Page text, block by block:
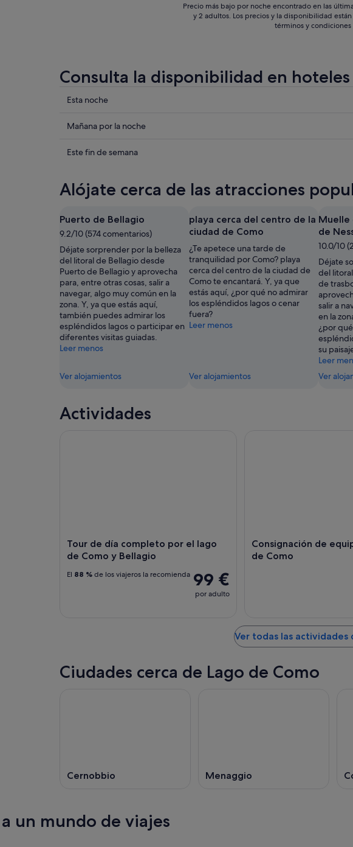
Precio más bajo por noche encontrado en las
y 2 adultos. Los precios y la disponibilidad
términos y condiciones
Consulta la disponibilidad en
Comprueba
precios
Lago
para
noche,
7
ago
-
8
ago
Esta noche
Comprueba
precios
de
Como
para
mañana
por
la
noche,
8
ago
-
9
ago
Mañana por la noche
Comprueba
en
de
Como
este
fin
de
semana,
7
ago
-
9
Este fin de semana
Alójate cerca de las atracciones
Puerto de Bellagio
9.2/10 (574 comentarios)
Déjate sorprender por la belleza
del litoral de Bellagio desde
Puerto de Bellagio y aprovecha
para, entre otras cosas, salir a
navegar, algo muy común en la
zona. Y, ya que estás aquí,
también puedes admirar los
espléndidos lagos o participar en
diferentes visitas guiadas.
Leer menos
Ver alojamientos
playa cerca del centro de la
ciudad de Como
¿Te apetece una tarde de
tranquilidad por Como? playa
cerca del centro de la ciudad de
Como te encantará. Y, ya que
estás aquí, ¿por qué no admirar
los espléndidos lagos o cenar
fuera?
Leer menos
Ver alojamientos
Muelle
de
10.0/10
Déjate
del
de
salir a
en la
¿por
su
Leer
Ver
Actividades
Tour de día completo por el lago
de Como y Bellagio
99 €
por adulto
El 88 % de los viajeros la recomienda
Consignación de
de Como
Ver todas las actividades
Ciudades cerca de Lago de Como
Cernobbio Menaggio
un mundo de viajes